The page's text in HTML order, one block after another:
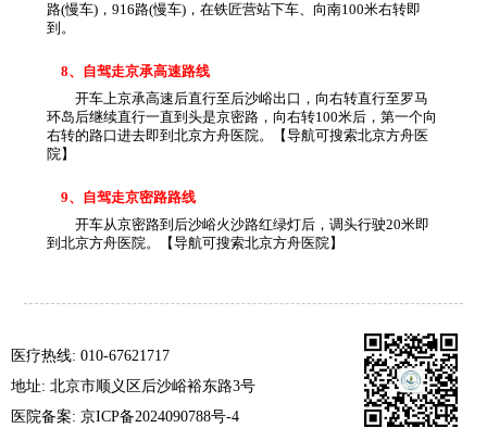
路(慢车)，916路(慢车)，在铁匠营站下车、向南100米右转即
到。
8、自驾走京承高速路线
开车上京承高速后直行至后沙峪出口，向右转直行至罗马
环岛后继续直行一直到头是京密路，向右转100米后，第一个向
右转的路口进去即到北京方舟医院。【导航可搜索北京方舟医
院】
9、自驾走京密路路线
开车从京密路到后沙峪火沙路红绿灯后，调头行驶20米即
到北京方舟医院。【导航可搜索北京方舟医院】
医疗热线: 010-67621717
地址: 北京市顺义区后沙峪裕东路3号
医院备案: 京ICP备2024090788号-4